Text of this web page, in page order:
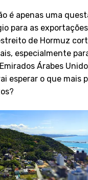
é apenas uma
para as
de Hormuz
especialmente
Árabes
esperar o que mais